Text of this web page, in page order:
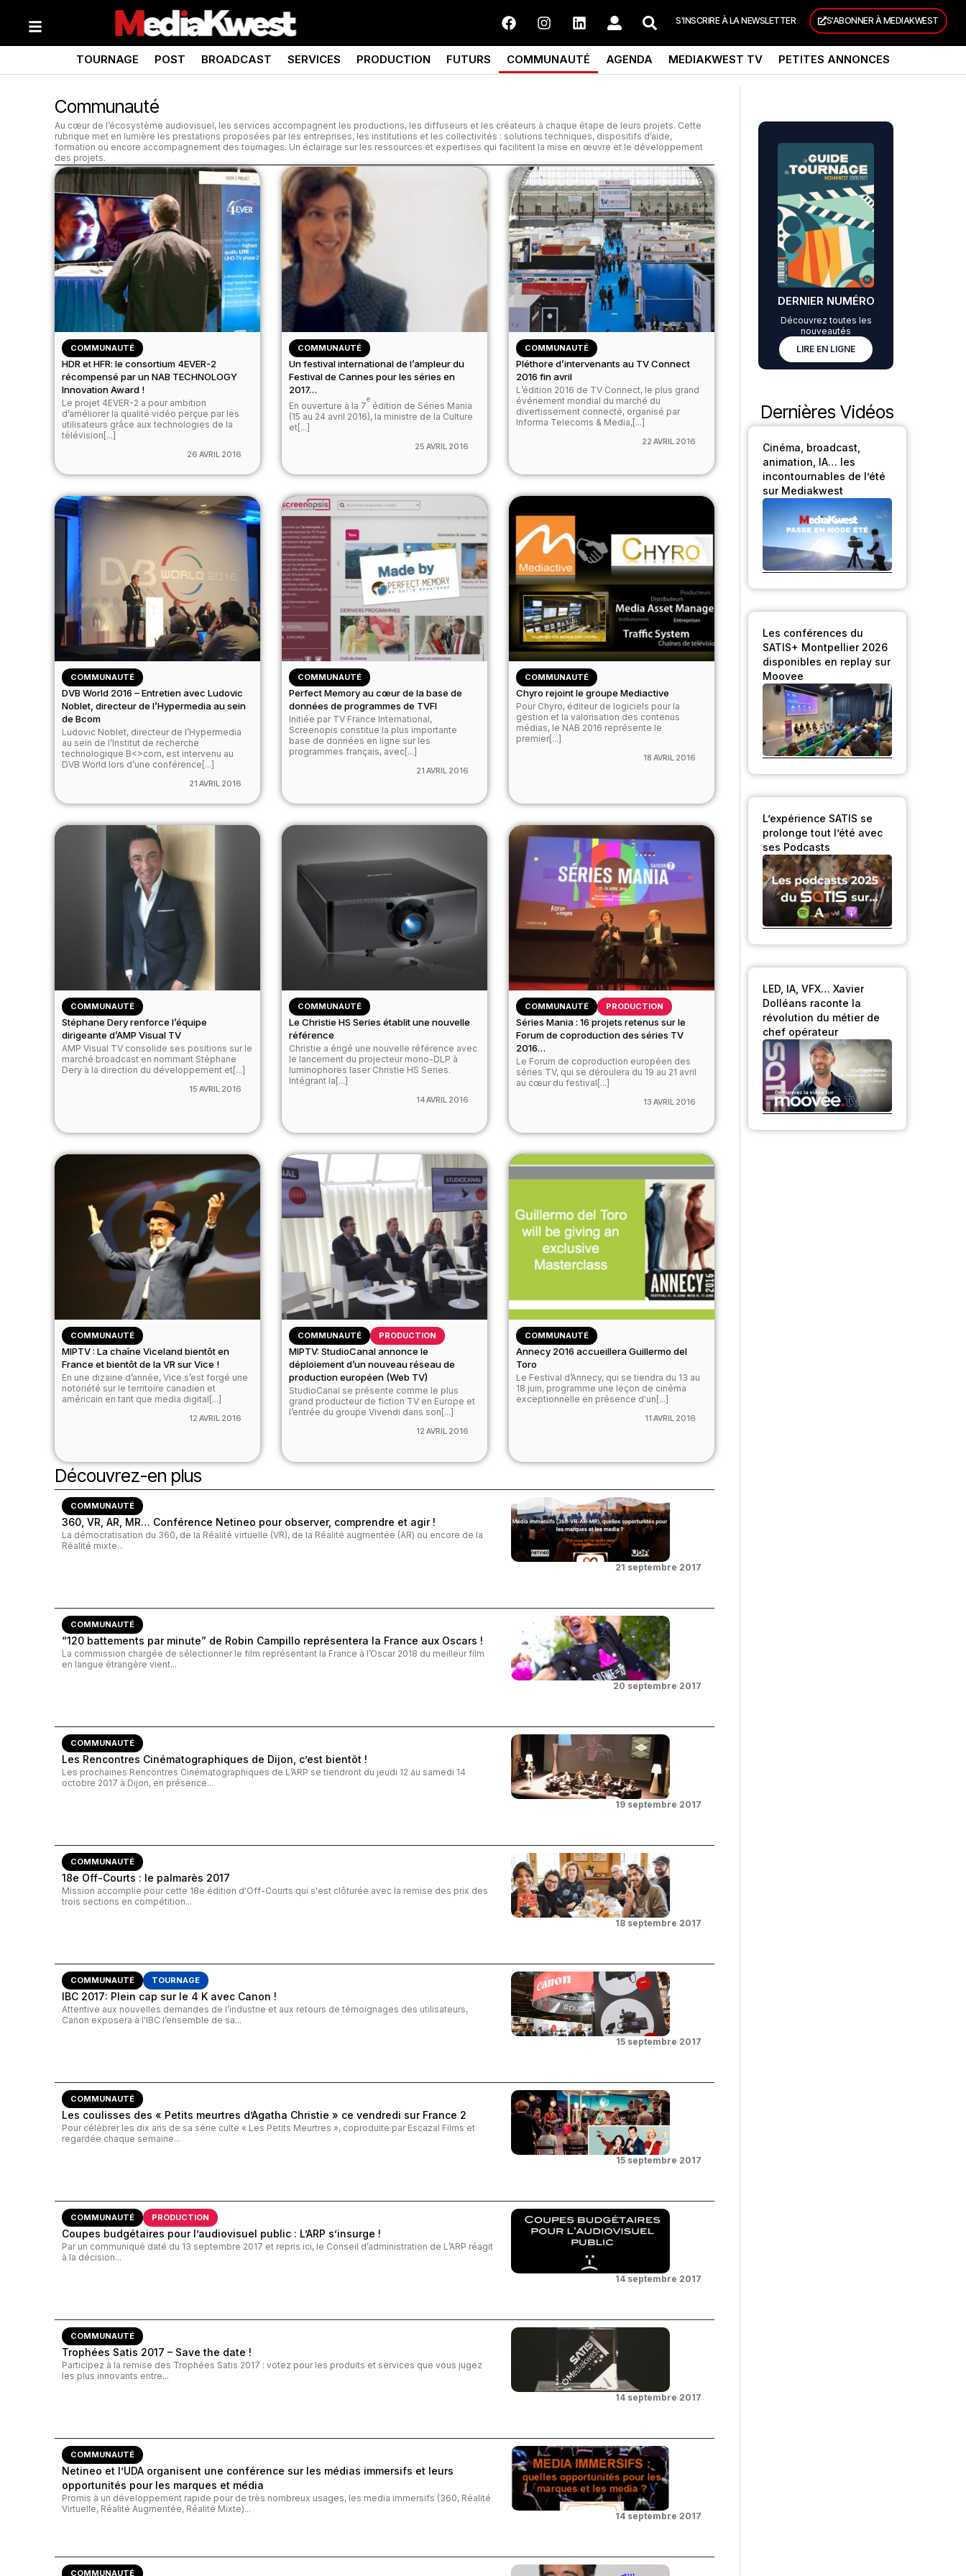
S'INSCRIRE À LA NEWSLETTER S'ABONNER À MEDIAKWEST
TOURNAGE POST BROADCAST SERVICES PRODUCTION FUTURS COMMUNAUTÉ AGENDA MEDIAKWEST TV PETITES ANNONCES
Communauté
Au cœur de l’écosystème audiovisuel, les services accompagnent les productions, les diffuseurs et les créateurs à chaque étape de leurs projets. Cette
rubrique met en lumière les prestations proposées par les entreprises, les institutions et les collectivités : solutions techniques, dispositifs d’aide,
formation ou encore accompagnement des tournages. Un éclairage sur les ressources et expertises qui facilitent la mise en œuvre et le développement
des projets.
COMMUNAUTÉ
HDR et HFR: le consortium 4EVER-2
récompensé par un NAB TECHNOLOGY
Innovation Award !
Le projet 4EVER-2 a pour ambition
d’améliorer la qualité vidéo perçue par les
utilisateurs grâce aux technologies de la
télévision[...]
26 AVRIL 2016
COMMUNAUTÉ
Un festival international de l’ampleur du
Festival de Cannes pour les séries en
2017…
En ouverture à la 7
e
édition de Séries Mania
(15 au 24 avril 2016), la ministre de la Culture
et[...]
25 AVRIL 2016
COMMUNAUTÉ
Pléthore d’intervenants au TV Connect
2016 fin avril
L’édition 2016 de TV Connect, le plus grand
événement mondial du marché du
divertissement connecté, organisé par
Informa Telecoms & Media,[...]
22 AVRIL 2016
COMMUNAUTÉ
DVB World 2016 – Entretien avec Ludovic
Noblet, directeur de l’Hypermedia au sein
de Bcom
Ludovic Noblet, directeur de l’Hypermedia
au sein de l’Institut de recherche
technologique B<>com, est intervenu au
DVB World lors d’une conférence[...]
21 AVRIL 2016
COMMUNAUTÉ
Perfect Memory au cœur de la base de
données de programmes de TVFI
Initiée par TV France International,
Screenopis constitue la plus importante
base de données en ligne sur les
programmes français, avec[...]
21 AVRIL 2016
COMMUNAUTÉ
Chyro rejoint le groupe Mediactive
Pour Chyro, éditeur de logiciels pour la
gestion et la valorisation des contenus
médias, le NAB 2016 représente le
premier[...]
18 AVRIL 2016
COMMUNAUTÉ
Stéphane Dery renforce l’équipe
dirigeante d’AMP Visual TV
AMP Visual TV consolide ses positions sur le
marché broadcast en nommant Stéphane
Dery à la direction du développement et[...]
15 AVRIL 2016
COMMUNAUTÉ
Le Christie HS Series établit une nouvelle
référence
Christie a érigé une nouvelle référence avec
le lancement du projecteur mono-DLP à
luminophores laser Christie HS Series.
Intégrant la[...]
14 AVRIL 2016
COMMUNAUTÉ PRODUCTION
Séries Mania : 16 projets retenus sur le
Forum de coproduction des séries TV
2016…
Le Forum de coproduction européen des
séries TV, qui se déroulera du 19 au 21 avril
au cœur du festival[...]
13 AVRIL 2016
COMMUNAUTÉ
MIPTV : La chaîne Viceland bientôt en
France et bientôt de la VR sur Vice !
En une dizaine d’année, Vice s’est forgé une
notoriété sur le territoire canadien et
américain en tant que media digital[...]
12 AVRIL 2016
COMMUNAUTÉ PRODUCTION
MIPTV: StudioCanal annonce le
déploiement d’un nouveau réseau de
production européen (Web TV)
StudioCanal se présente comme le plus
grand producteur de fiction TV en Europe et
l’entrée du groupe Vivendi dans son[...]
12 AVRIL 2016
COMMUNAUTÉ
Annecy 2016 accueillera Guillermo del
Toro
Le Festival d’Annecy, qui se tiendra du 13 au
18 juin, programme une leçon de cinéma
exceptionnelle en présence d'un[...]
11 AVRIL 2016
Découvrez-en plus
COMMUNAUTÉ
360, VR, AR, MR… Conférence Netineo pour observer, comprendre et agir !
La démocratisation du 360, de la Réalité virtuelle (VR), de la Réalité augmentée (AR) ou encore de la
Réalité mixte...
21 septembre 2017
COMMUNAUTÉ
“120 battements par minute” de Robin Campillo représentera la France aux Oscars !
La commission chargée de sélectionner le film représentant la France à l’Oscar 2018 du meilleur film
en langue étrangère vient...
20 septembre 2017
COMMUNAUTÉ
Les Rencontres Cinématographiques de Dijon, c’est bientôt !
Les prochaines Rencontres Cinématographiques de L’ARP se tiendront du jeudi 12 au samedi 14
octobre 2017 à Dijon, en présence...
19 septembre 2017
COMMUNAUTÉ
18e Off-Courts : le palmarès 2017
Mission accomplie pour cette 18e édition d'Off-Courts qui s'est clôturée avec la remise des prix des
trois sections en compétition...
18 septembre 2017
COMMUNAUTÉ TOURNAGE
IBC 2017: Plein cap sur le 4 K avec Canon !
Attentive aux nouvelles demandes de l’industrie et aux retours de témoignages des utilisateurs,
Canon exposera à l'IBC l’ensemble de sa...
15 septembre 2017
COMMUNAUTÉ
Les coulisses des « Petits meurtres d’Agatha Christie » ce vendredi sur France 2
Pour célébrer les dix ans de sa série culte « Les Petits Meurtres », coproduite par Escazal Films et
regardée chaque semaine...
15 septembre 2017
COMMUNAUTÉ PRODUCTION
Coupes budgétaires pour l’audiovisuel public : L’ARP s’insurge !
Par un communiqué daté du 13 septembre 2017 et repris ici, le Conseil d’administration de L’ARP réagit
à la décision...
14 septembre 2017
COMMUNAUTÉ
Trophées Satis 2017 – Save the date !
Participez à la remise des Trophées Satis 2017 : votez pour les produits et services que vous jugez
les plus innovants entre...
14 septembre 2017
COMMUNAUTÉ
Netineo et l’UDA organisent une conférence sur les médias immersifs et leurs
opportunités pour les marques et média
Promis à un développement rapide pour de très nombreux usages, les media immersifs (360, Réalité
Virtuelle, Réalité Augmentée, Réalité Mixte)...
14 septembre 2017
COMMUNAUTÉ
DERNIER NUMÉRO
Découvrez toutes les
nouveautés
LIRE EN LIGNE
Dernières Vidéos
Cinéma, broadcast,
animation, IA… les
incontournables de l’été
sur Mediakwest
Les conférences du
SATIS+ Montpellier 2026
disponibles en replay sur
Moovee
L’expérience SATIS se
prolonge tout l’été avec
ses Podcasts
LED, IA, VFX… Xavier
Dolléans raconte la
révolution du métier de
chef opérateur